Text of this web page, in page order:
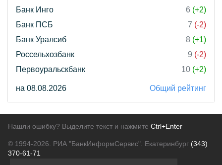
Банк Инго
6 (+2)
Банк ПСБ
7 (-2)
Банк Уралсиб
8 (+1)
Россельхозбанк
9 (-2)
Первоуральскбанк
10 (+2)
на 08.08.2026 Общий рейтинг
Нашли ошибку? Выделите текст и нажмите Ctrl+Enter
© 1994-2026. РИА "БанкИнформСервис". Екатеринбург (343)
370-61-71